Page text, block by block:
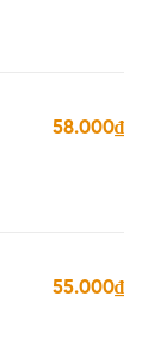
58.000₫
55.000₫